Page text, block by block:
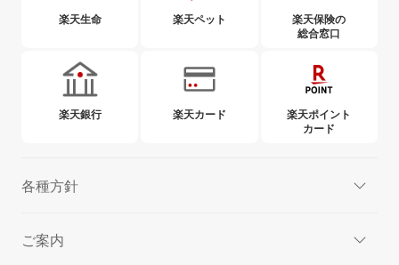
楽天生命 楽天ペット
楽天保険の
総合窓口
楽天銀行 楽天カード
楽天ポイント
カード
各種方針
ご案内